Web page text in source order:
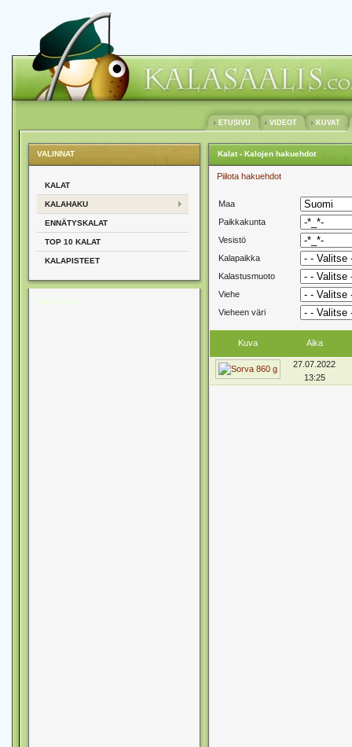
ETUSIVU VIDEOT KUVAT
VALINNAT
KALAT
KALAHAKU
ENNÄTYSKALAT
TOP 10 KALAT
KALAPISTEET
Kalat - Kalojen hakuehdot
Piilota hakuehdot
Maa
Paikkakunta
Vesistö
Kalapaikka
Kalastusmuoto
Viehe
Vieheen väri
Kuva Aika
27.07.2022
13:25